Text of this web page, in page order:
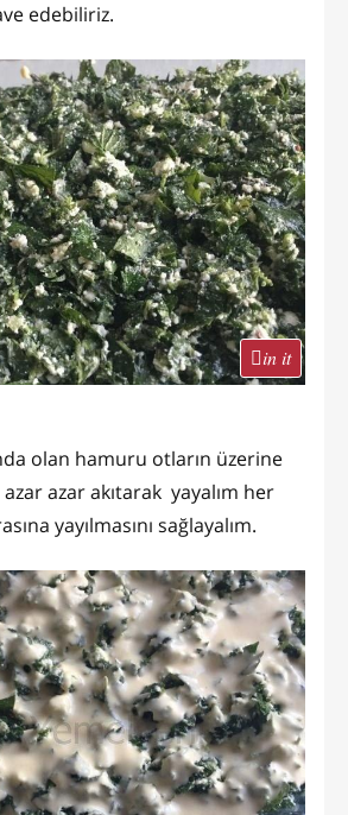
edebiliriz.
in it
olan hamuru otların üzerine
azar azar akıtarak yayalım her
yayılmasını sağlayalım.